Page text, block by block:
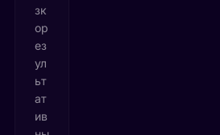
зк
ор
ез
ул
ьт
ат
ив